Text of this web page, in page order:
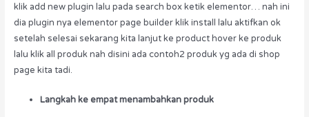
klik add new plugin lalu pada search box ketik elementor… nah ini
dia plugin nya elementor page builder klik install lalu aktifkan ok
setelah selesai sekarang kita lanjut ke product hover ke produk
lalu klik all produk nah disini ada contoh2 produk yg ada di shop
page kita tadi.
Langkah ke empat menambahkan produk